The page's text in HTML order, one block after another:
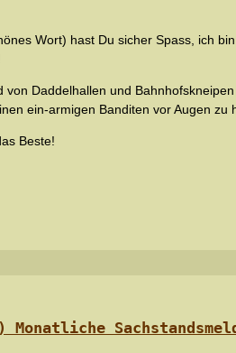
Wort) hast Du sicher Spass, ich
von Daddelhallen und
ein-armigen Banditen vor Augen zu
Beste!